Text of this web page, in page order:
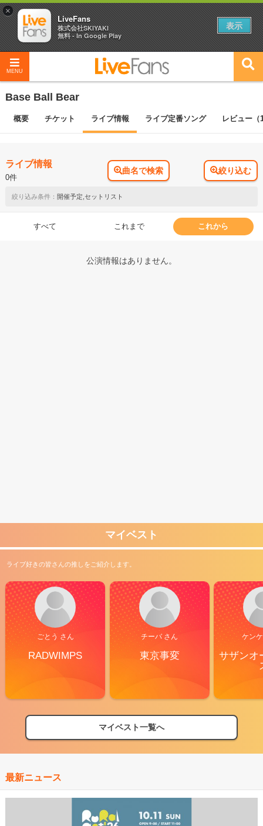
MENU
Base Ball Bear
概要 チケット ライブ情報 ライブ定番ソング レビュー（
ライブ情報
0件
曲名で検索 絞り込む
開催予定,セットリスト
すべて これまで これから
公演情報はありません。
マイベスト
ライブ好きの皆さんの推しをご紹介します。
ごとう さん
RADWIMPS
チーバ さん
東京事変
ケン
サザンオ
マイベスト一覧へ
最新ニュース
×
LiveFans
株式会社SKIYAKI
無料 - In Google Play
表示